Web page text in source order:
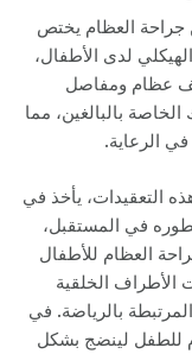
العظام يختص
لدى الأطفال،
عظام ومفاصل
بالبالغين، مما
الرعاية.
التعقيدات، يأخذ في
في المستقبل،
العظام للأطفال
الأطراف الخلقية
بالرياضة. في
للطفل لينضج بشكل